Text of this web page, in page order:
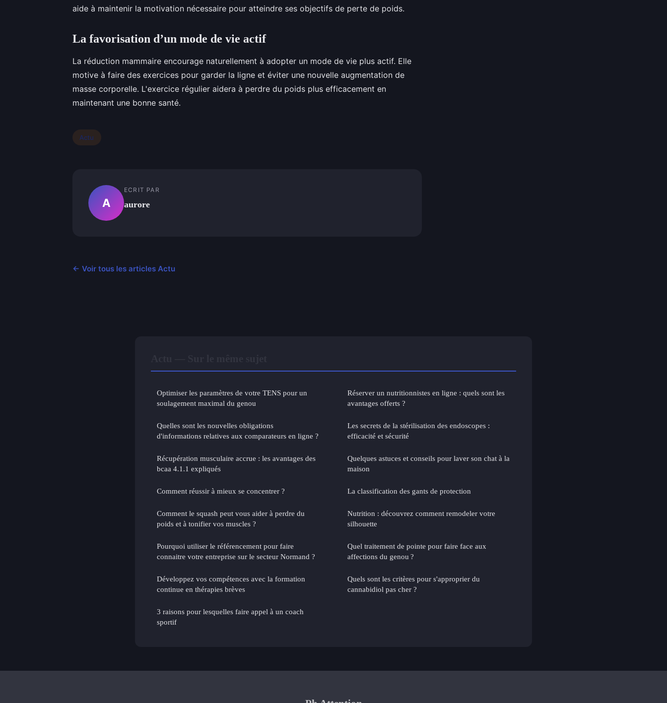
aide à maintenir la motivation nécessaire pour atteindre ses objectifs de perte de poids.
La favorisation d’un mode de vie actif
La réduction mammaire encourage naturellement à adopter un mode de vie plus actif. Elle
motive à faire des exercices pour garder la ligne et éviter une nouvelle augmentation de
masse corporelle. L'exercice régulier aidera à perdre du poids plus efficacement en
maintenant une bonne santé.
Actu
A
ECRIT PAR
aurore
← Voir tous les articles Actu
Optimiser les paramètres de votre TENS pour un
soulagement maximal du genou
Quelles sont les nouvelles obligations
d'informations relatives aux comparateurs en ligne ?
Récupération musculaire accrue : les avantages des
bcaa 4.1.1 expliqués
Comment réussir à mieux se concentrer ?
Comment le squash peut vous aider à perdre du
poids et à tonifier vos muscles ?
Pourquoi utiliser le référencement pour faire
connaitre votre entreprise sur le secteur Normand ?
Développez vos compétences avec la formation
continue en thérapies brèves
3 raisons pour lesquelles faire appel à un coach
sportif
Réserver un nutritionnistes en ligne : quels sont les
avantages offerts ?
Les secrets de la stérilisation des endoscopes :
efficacité et sécurité
Quelques astuces et conseils pour laver son chat à la
maison
La classification des gants de protection
Nutrition : découvrez comment remodeler votre
silhouette
Quel traitement de pointe pour faire face aux
affections du genou ?
Quels sont les critères pour s'approprier du
cannabidiol pas cher ?